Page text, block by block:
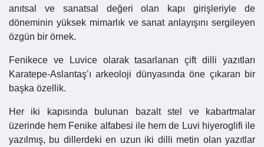
anıtsal ve sanatsal değeri olan kapı girişleriyle de
döneminin yüksek mimarlık ve sanat anlayışını sergileyen
özgün bir örnek.
Fenikece ve Luvice olarak tasarlanan çift dilli yazıtları
Karatepe-Aslantaş’ı arkeoloji dünyasında öne çıkaran bir
başka özellik.
Her iki kapısında bulunan bazalt stel ve kabartmalar
üzerinde hem Fenike alfabesi ile hem de Luvi hiyeroglifi ile
yazılmış, bu dillerdeki en uzun iki dilli metin olan yazıtlar